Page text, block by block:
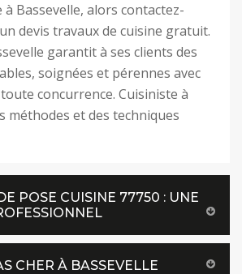
Bassevelle, alors contactez-
devis travaux de cuisine gratuit.
garantit à ses clients des
soignées et pérennes avec
concurrence. Cuisiniste à
méthodes et des techniques
POSE CUISINE 77750 : UNE
CHER À BASSEVELLE